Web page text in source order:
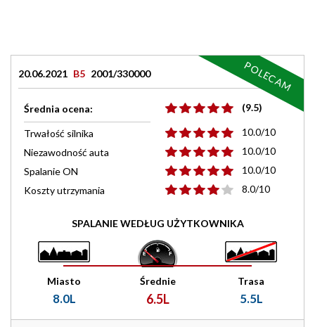
20.06.2021 B5 2001/330000
Średnia ocena: (9.5)
Trwałość silnika
10.0/10
Niezawodność auta
10.0/10
Spalanie ON
10.0/10
Koszty utrzymania
8.0/10
SPALANIE WEDŁUG UŻYTKOWNIKA
Miasto
8.0L
Średnie
6.5L
Trasa
5.5L
POLECAM